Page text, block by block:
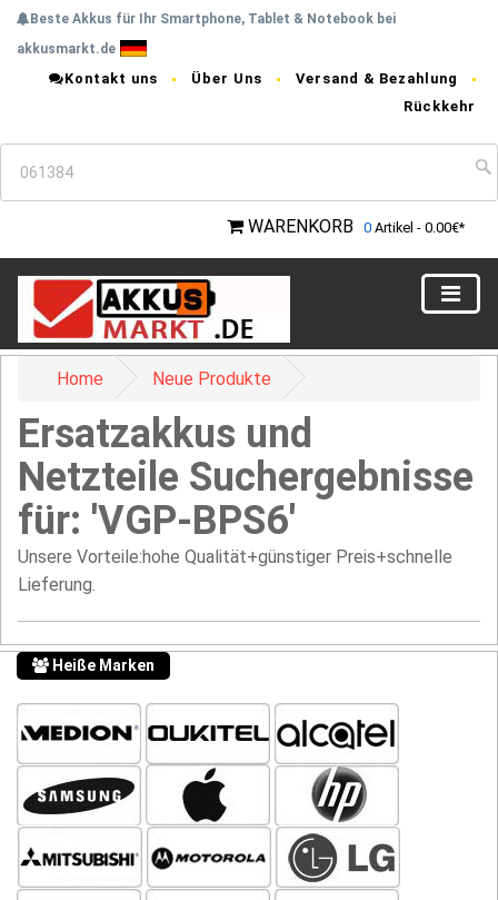
Beste Akkus für Ihr Smartphone, Tablet & Notebook bei
akkusmarkt.de
Kontakt uns Über Uns
Versand & Bezahlung
Rückkehr
WARENKORB 0 Artikel - 0.00€*
Home Neue Produkte
Ersatzakkus und
Netzteile Suchergebnisse
für: 'VGP-BPS6'
Unsere Vorteile:hohe Qualität+günstiger Preis+schnelle
Lieferung.
Heiße Marken